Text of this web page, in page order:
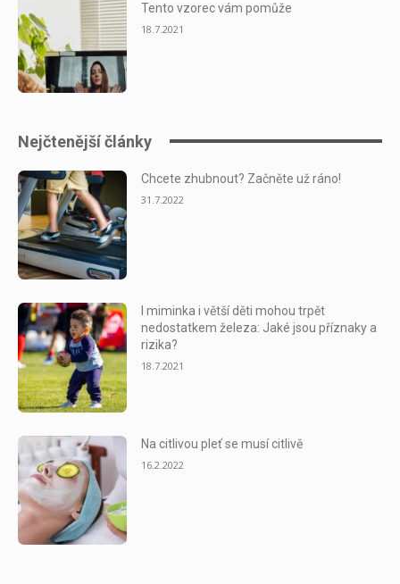
Tento vzorec vám pomůže
18.7.2021
Nejčtenější články
Chcete zhubnout? Začněte už ráno!
31.7.2022
I miminka i větší děti mohou trpět
nedostatkem železa: Jaké jsou příznaky a
rizika?
18.7.2021
Na citlivou pleť se musí citlivě
16.2.2022